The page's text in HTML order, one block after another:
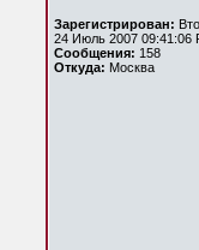
Зарегистрирован:
24 Июль 2007 09:41:06
Сообщения: 158
Откуда: Москва